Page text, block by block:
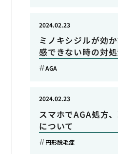
ミノキシジルが効
感できない時の対
2024.02.23
AGA
スマホでAGA処方
について
2024.02.23
円形脱毛症